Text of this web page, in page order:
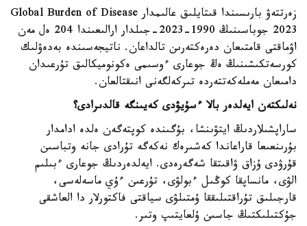
زەرتتەۋ بارىسىندا قىتايلىق عالىمدار Global Burden of Disease
2023 جوباسىنىڭ 1990-2023-جىلدار ارالىعىندا 204 ەل مەن
اۋماقتى قامتىعان دەرەكتەرىن تالداعان. ناتيجەسىندە بەدەۋلىك
كورسەتكىشىنىڭ ەڭ جوعارى ءوسىمى ەكونوميكالىق تۇرعىدان
دامىعان مەملەكەتتەردە تىركەلگەنى انىقتالعان.
نەلىكتەن ايەلدەر بالا ءسۇيۋدى كەيىنگە قالدىرادى؟
ساراپشىلاردىڭ ايتۋىنشا، بۇگىندە كوپتەگەن ەلدە ادامدار
بۇرىنعىعا قاراعاندا كەشىرەك نەكەگە تۇرادى جانە وتباسىن
قۇرۋدى ۇزاق ۋاقىتقا شەگەرەدى. ايەلدەردىڭ جوعارى ءبىلىم
الۋى، مانساپقا كوڭىل ءبولۋى، تۇرعىن ءۇي ماسەلەسى،
قارجىلىق تۇراقتىلىققا ۇمتىلۋى سياقتى فاكتورلار دا العاشقى
جۇكتىلىكتىڭ جاسىن ۇلعايتىپ وتىر.